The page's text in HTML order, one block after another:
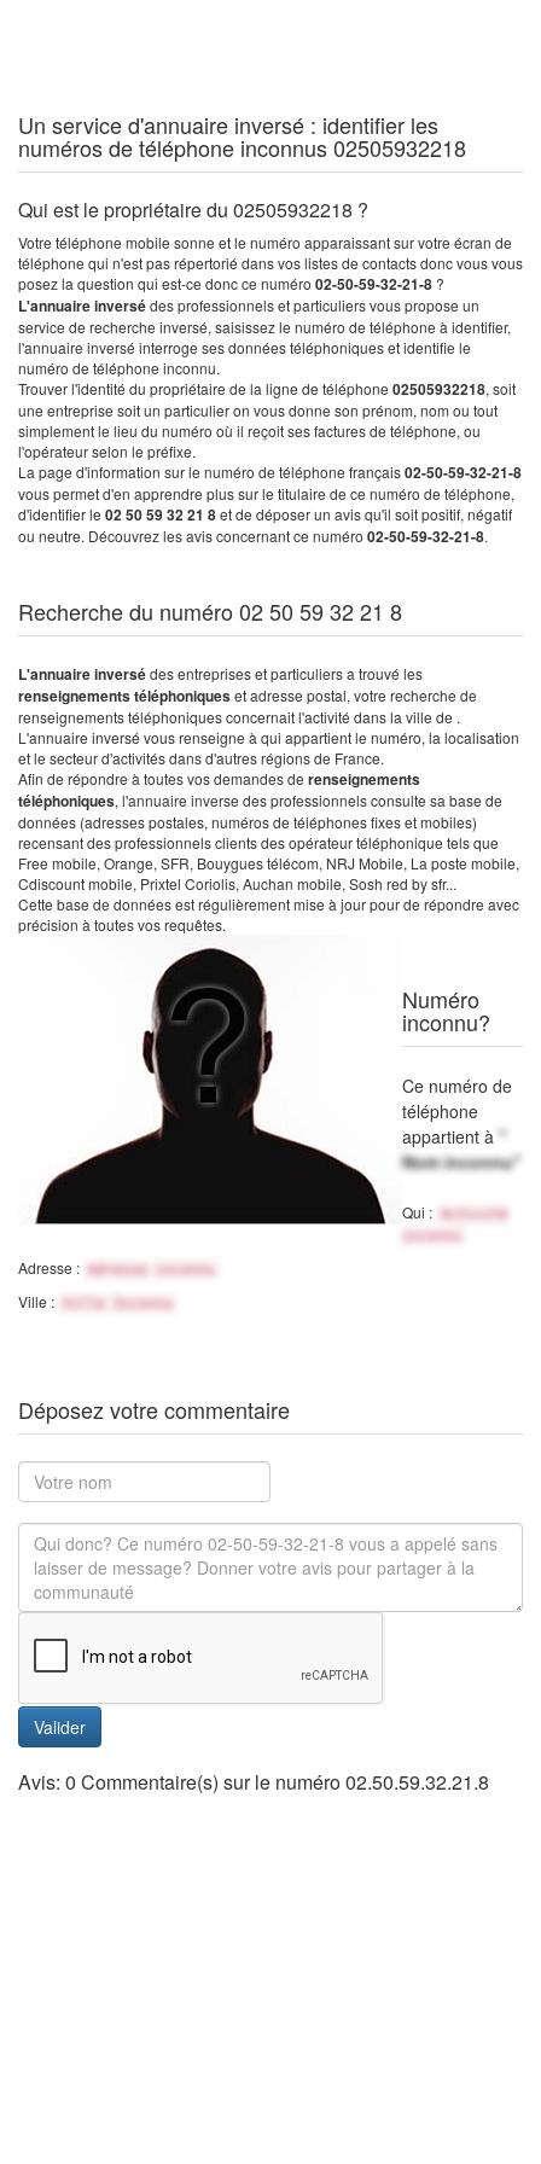
Un service d'annuaire inversé : identifier les
numéros de téléphone inconnus 02505932218
Qui est le propriétaire du 02505932218 ?
Votre téléphone mobile sonne et le numéro apparaissant sur votre écran de
téléphone qui n'est pas répertorié dans vos listes de contacts donc vous vous
posez la question qui est-ce donc ce numéro 02-50-59-32-21-8 ?
L'annuaire inversédes professionnels et particuliers vous propose un
service de recherche inversé, saisissez le numéro de téléphone à identifier,
l'annuaire inversé interroge ses données téléphoniques et identifie le
numéro de téléphone inconnu.
Trouver l'identité du propriétaire de la ligne de téléphone 02505932218, soit
une entreprise soit un particulier on vous donne son prénom, nom ou tout
simplement le lieu du numéro où il reçoit ses factures de téléphone, ou
l'opérateur selon le préfixe.
La page d'information sur le numéro de téléphone français02-50-59-32-21-8
vous permet d'en apprendre plus sur le titulaire de ce numéro de téléphone,
d'identifier le 02 50 59 32 21 8et de déposer un avis qu'il soit positif, négatif
ou neutre. Découvrez les avis concernant ce numéro 02-50-59-32-21-8.
Recherche du numéro 02 50 59 32 21 8
L'annuaire inversédes entreprises et particuliers a trouvé les
renseignements téléphoniqueset adresse postal, votre recherche de
renseignements téléphoniques concernait l'activité dans la ville de .
L'annuaire inversé vous renseigne à qui appartient le numéro, la localisation
et le secteur d'activités dans d'autres régions de France.
Afin de répondre à toutes vos demandes de renseignements
téléphoniques, l'annuaire inverse des professionnels consulte sa base de
données (adresses postales, numéros de téléphones fixes et mobiles)
recensant des professionnels clients des opérateur téléphonique tels que
Free mobile, Orange, SFR, Bouygues télécom, NRJ Mobile, La poste mobile,
Cdiscount mobile, Prixtel Coriolis, Auchan mobile, Sosh red by sfr...
Cette base de données est régulièrement mise à jour pour de répondre avec
précision à toutes vos requêtes.
Numéro
inconnu?
Ce numéro de
téléphone
appartient à "
Nom inconnu"
Qui :
Activité
inconnu
Adresse : Adresse inconnu
Ville : Ville Inconnu
Déposez votre commentaire
Valider
Avis: 0 Commentaire(s) sur le numéro 02.50.59.32.21.8